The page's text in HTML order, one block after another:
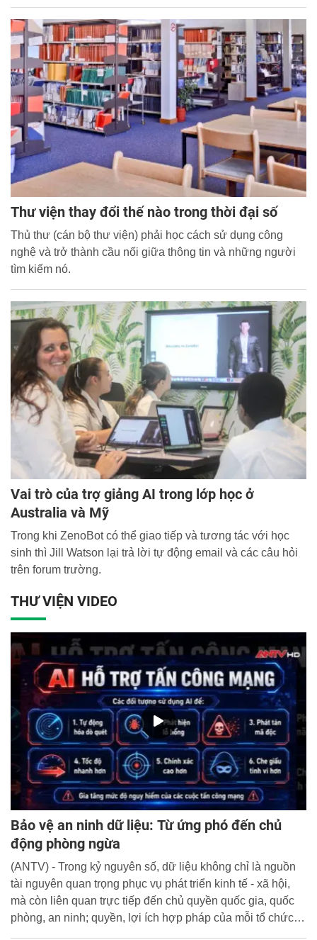
pháp đào tạo, bồi dưỡng, nâng cao chất lượng đội ngũ
giảng viên.
Thư viện thay đổi thế nào trong thời đại số
Thủ thư (cán bộ thư viện) phải học cách sử dụng công
nghệ và trở thành cầu nối giữa thông tin và những người
tìm kiếm nó.
Vai trò của trợ giảng AI trong lớp học ở
Australia và Mỹ
Trong khi ZenoBot có thể giao tiếp và tương tác với học
sinh thì Jill Watson lại trả lời tự động email và các câu hỏi
trên forum trường.
THƯ VIỆN VIDEO
Bảo vệ an ninh dữ liệu: Từ ứng phó đến chủ
động phòng ngừa
(ANTV) - Trong kỷ nguyên số, dữ liệu không chỉ là nguồn
tài nguyên quan trọng phục vụ phát triển kinh tế - xã hội,
mà còn liên quan trực tiếp đến chủ quyền quốc gia, quốc
phòng, an ninh; quyền, lợi ích hợp pháp của mỗi tổ chức,